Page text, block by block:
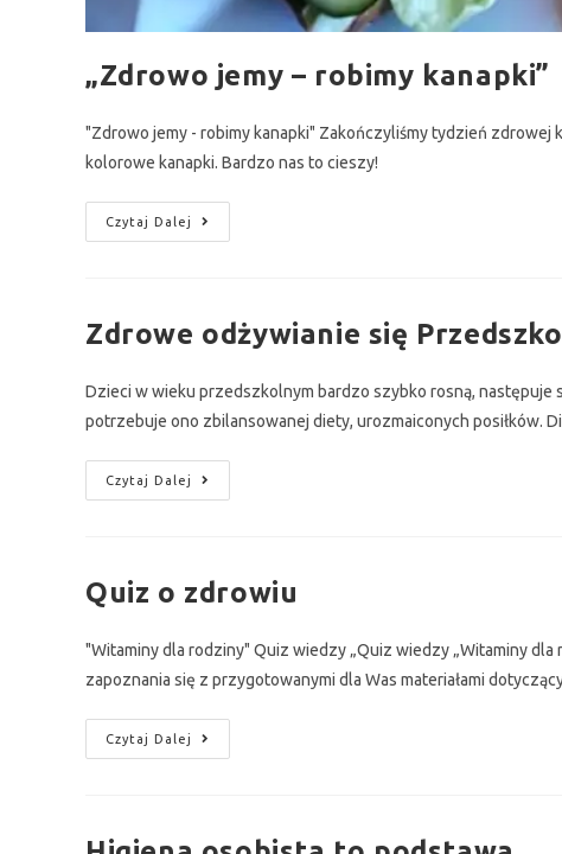
„Zdrowo jemy – robimy kanapki”
"Zdrowo jemy - robimy kanapki" Zakończyliśmy tydzień zdrowej
kolorowe kanapki. Bardzo nas to cieszy!
Czytaj Dalej
Zdrowe odżywianie się
Dzieci w wieku przedszkolnym bardzo szybko rosną, następuje
potrzebuje ono zbilansowanej diety, urozmaiconych posiłków.
Czytaj Dalej
Quiz o zdrowiu
"Witaminy dla rodziny" Quiz wiedzy „Quiz wiedzy „Witaminy
zapoznania się z przygotowanymi dla Was materiałami
Czytaj Dalej